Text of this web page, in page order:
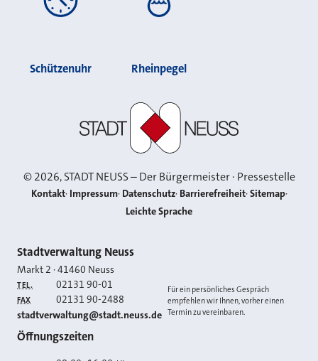
Schützenuhr Rheinpegel
©2026, STADT NEUSS – Der Bürgermeister · Pressestelle
Kontakt Impressum Datenschutz Barrierefreiheit Sitemap
Leichte Sprache
Kontakt
Stadtverwaltung Neuss
Markt 2 ·41460 Neuss
TEL. 02131 90-01
FAX 02131 90-2488
E-MAIL
stadtverwaltung@stadt.neuss.de
Für ein persönliches Gespräch
empfehlen wir Ihnen, vorher einen
Termin zu vereinbaren.
Öffnungszeiten